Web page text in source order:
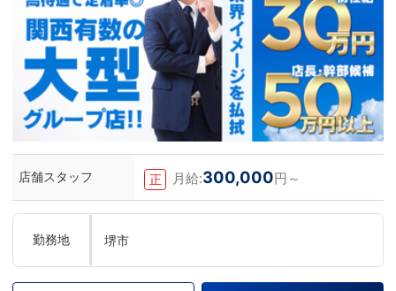
店舗スタッフ 正 月給:300,000円～
勤務地 堺市